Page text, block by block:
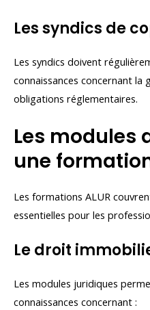
Les syndics de
Les syndics doivent
connaissances concernant
obligations réglementaires.
Les modules
une formation
Les formations ALUR
essentielles pour les
Le droit
Les modules juridiques
connaissances concernant :